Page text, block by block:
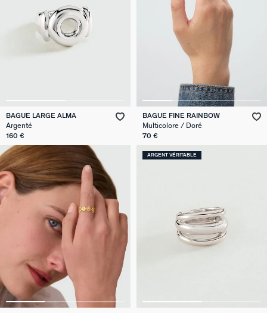
BAGUE LARGE ALMA
Argenté
160 €
BAGUE FINE RAINBOW
Multicolore / Doré
70 €
ARGENT VÉRITABLE